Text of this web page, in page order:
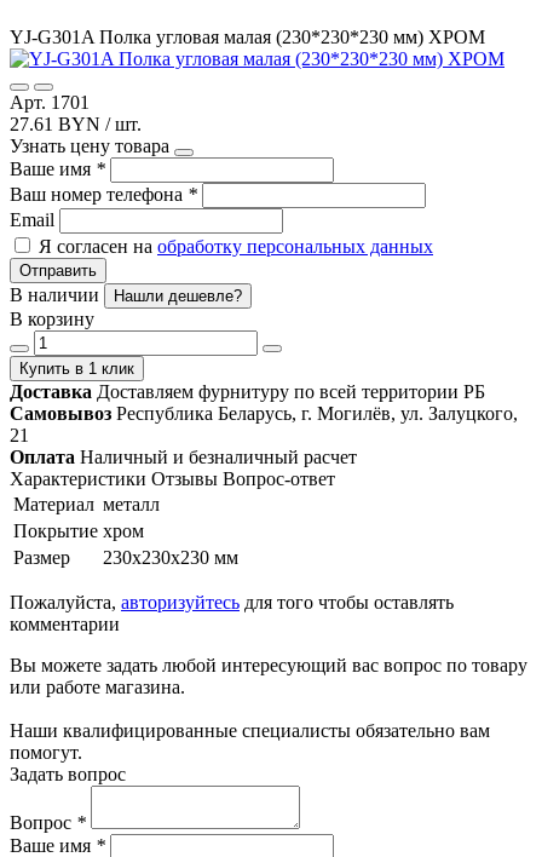
YJ-G301A Полка угловая малая (230*230*230 мм) ХРОМ
Арт. 1701
27.61 BYN / шт.
Узнать цену товара
Ваше имя *
Ваш номер телефона *
Email
Я согласен на обработку персональных данных
Отправить
В наличии Нашли дешевле?
В корзину
Купить в 1 клик
Доставка Доставляем фурнитуру по всей территории РБ
Самовывоз Республика Беларусь, г. Могилёв, ул. Залуцкого,
21
Оплата Наличный и безналичный расчет
Характеристики Отзывы Вопрос-ответ
Материал металл
Покрытие хром
Размер
230x230x230 мм
Пожалуйста, авторизуйтесь для того чтобы оставлять
комментарии
Вы можете задать любой интересующий вас вопрос по товару
или работе магазина.
Наши квалифицированные специалисты обязательно вам
помогут.
Задать вопрос
Вопрос *
Ваше имя *